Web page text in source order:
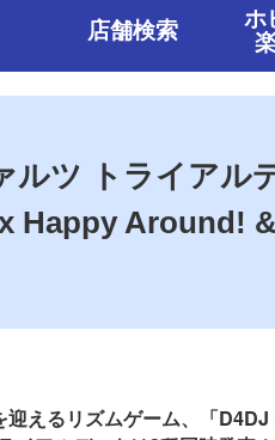
店舗検索 ホ
ルツ トライアル
Happy Around!
迎えるリズムゲーム、「